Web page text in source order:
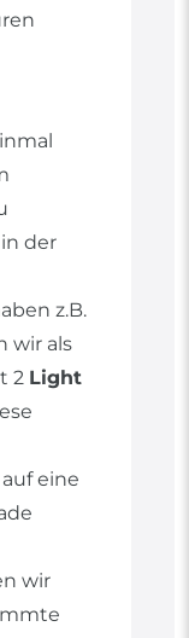
der
z.B.
wir als
2 Light
eine
wir